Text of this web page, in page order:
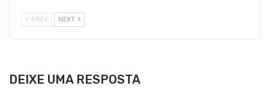
PREV NEXT
DEIXE UMA RESPOSTA